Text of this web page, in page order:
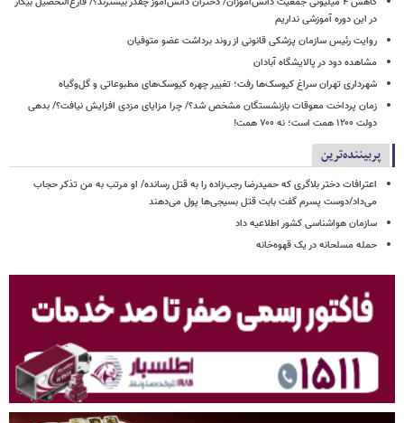
در این دوره آموزشی نداریم
روایت رئیس سازمان پزشکی قانونی از روند برداشت عضو متوفیان
مشاهده دود در پالایشگاه آبادان
شهرداری تهران سراغ کیوسک‌ها رفت؛ تغییر چهره کیوسک‌های مطبوعاتی و گل‌وگیاه
زمان پرداخت معوقات بازنشستگان مشخص شد؟/ چرا مزایای مزدی افزایش نیافت؟/ بدهی
دولت ۱۲۰۰ همت است؛ نه ۷۰۰ همت!
پربیننده‌ترین
اعترافات دختر بلاگری که حمیدرضا رجب‌زاده را به قتل رسانده/ او مرتب به من تذکر حجاب
می‌داد/دوست پسرم گفت بابت قتل بسیجی‌ها پول می‌دهند
سازمان هواشناسی کشور اطلاعیه داد
حمله مسلحانه در یک قهوه‌خانه